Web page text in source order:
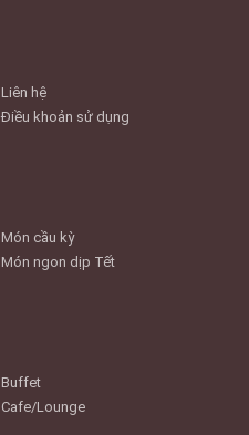
Liên hệ
Điều khoản sử dụng
Món cầu kỳ
Món ngon dịp Tết
Buffet
Cafe/Lounge